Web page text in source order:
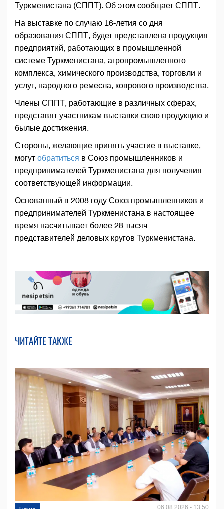
Туркменистана (СППТ). Об этом сообщает СППТ.
На выставке по случаю 16-летия со дня
образования СППТ, будет представлена ​​продукция
предприятий, работающих в промышленной
системе Туркменистана, агропромышленного
комплекса, химического производства, торговли и
услуг, народного ремесла, коврового производства.
Члены СППТ, работающие в различных сферах,
представят участникам выставки свою продукцию и
былые достижения.
Стороны, желающие принять участие в выставке,
могут обратиться в Союз промышленников и
предпринимателей Туркменистана для получения
соответствующей информации.
Основанный в 2008 году Союз промышленников и
предпринимателей Туркменистана в настоящее
время насчитывает более 28 тысяч
представителей деловых кругов Туркменистана.
ЧИТАЙТЕ ТАКЖЕ
06.08.2026 - 13:50